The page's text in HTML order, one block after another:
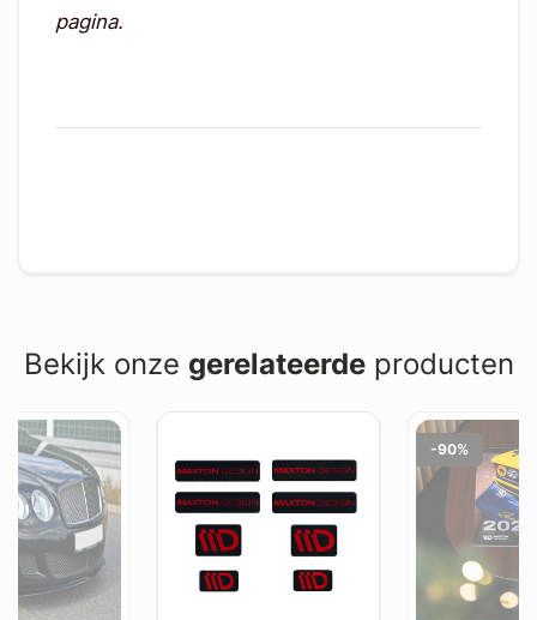
pagina.
Bekijk onze gerelateerdeproducten
-90%